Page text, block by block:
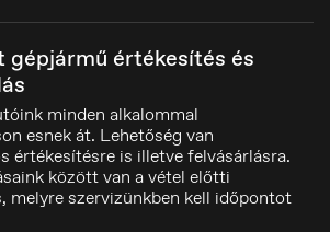
gépjármű értékesítés és
minden alkalommal
esnek át. Lehetőség van
értékesítésre is illetve felvásárlásra.
között van a vétel előtti
melyre szervizünkben kell időpontot